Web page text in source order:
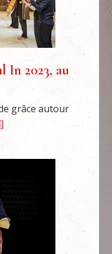
In 2023, au
grâce autour